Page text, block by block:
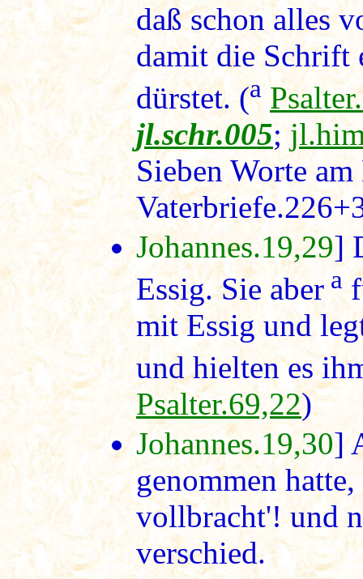
daß schon alles
damit die
dürstet. (a
jl.schr.005;
Sieben Worte
Johannes.19,29]
Essig. Sie aber a
mit Essig und
und hielten es
Psalter.69,22)
Johannes.19,30]
genommen
vollbracht'! und
verschied.